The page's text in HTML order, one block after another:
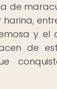
de
y el
de